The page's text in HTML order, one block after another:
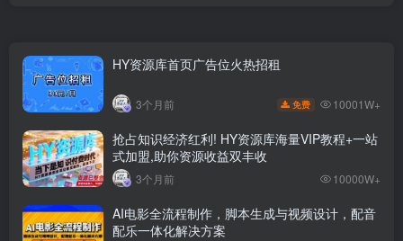
HY资源库首页广告位火热招租
3个月前 免费 10001W+
抢占知识经济红利! HY资源库海量VIP教程+一站
式加盟,助你资源收益双丰收
3个月前 10000W+
AI电影全流程制作，脚本生成与视频设计，配音
配乐一体化解决方案